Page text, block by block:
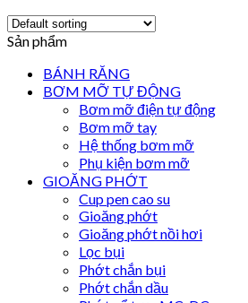
Sản phẩm
BÁNH RĂNG
BƠM MỠ TỰ ĐỘNG
Bơm mỡ điện tự động
Bơm mỡ tay
Hệ thống bơm mỡ
Phụ kiện bơm mỡ
GIOĂNG PHỚT
Cup pen cao su
Gioăng phớt
Gioăng phớt nồi hơi
Lọc bụi
Phớt chắn bụi
Phớt chắn dầu